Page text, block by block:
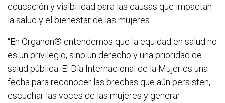
educación y visibilidad para las causas que impactan
la salud y el bienestar de las mujeres.
“En Organon® entendemos que la equidad en salud no
es un privilegio, sino un derecho y una prioridad de
salud pública. El Día Internacional de la Mujer es una
fecha para reconocer las brechas que aún persisten,
escuchar las voces de las mujeres y generar